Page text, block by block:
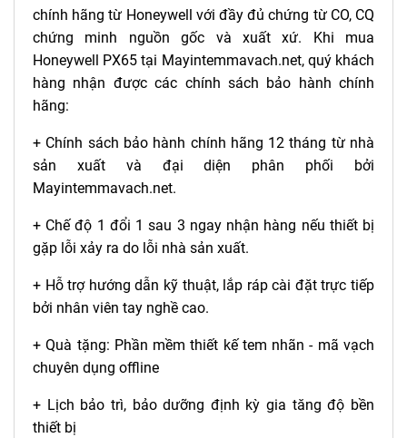
chính hãng từ Honeywell với đầy đủ chứng từ CO, CQ
chứng minh nguồn gốc và xuất xứ. Khi mua
Honeywell PX65 tại Mayintemmavach.net, quý khách
hàng nhận được các chính sách bảo hành chính
hãng:
+ Chính sách bảo hành chính hãng 12 tháng từ nhà
sản xuất và đại diện phân phối bởi
Mayintemmavach.net.
+ Chế độ 1 đổi 1 sau 3 ngay nhận hàng nếu thiết bị
gặp lỗi xảy ra do lỗi nhà sản xuất.
+ Hỗ trợ hướng dẫn kỹ thuật, lắp ráp cài đặt trực tiếp
bởi nhân viên tay nghề cao.
+ Quà tặng: Phần mềm thiết kế tem nhãn - mã vạch
chuyên dụng offline
+ Lịch bảo trì, bảo dưỡng định kỳ gia tăng độ bền
thiết bị